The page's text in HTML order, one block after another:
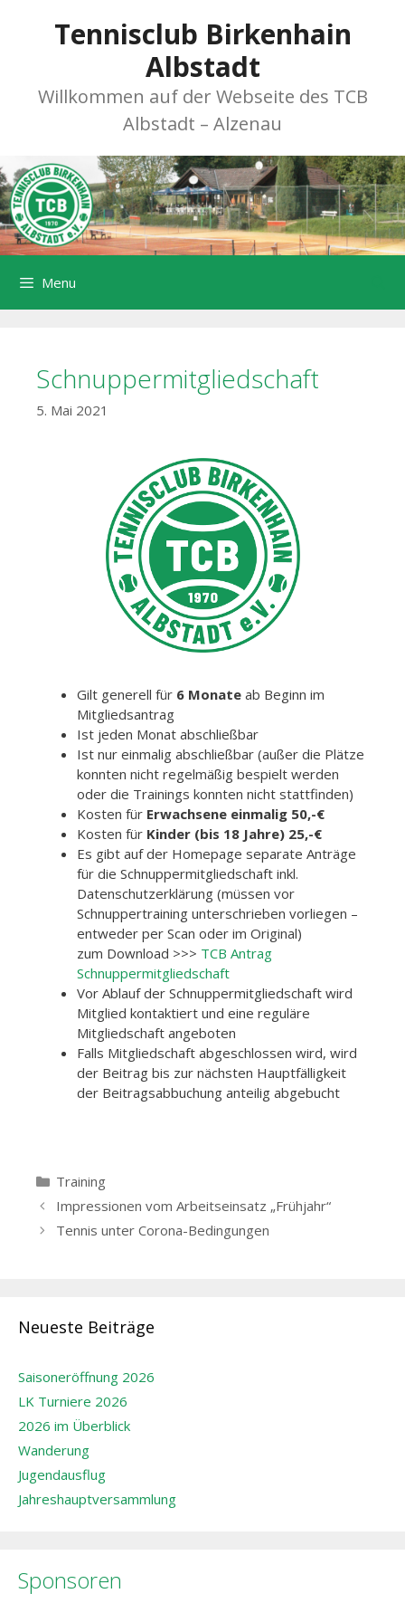
Tennisclub Birkenhain
Albstadt
Willkommen auf der Webseite des TCB
Albstadt – Alzenau
Menu
Schnuppermitgliedschaft
5. Mai 2021
Gilt generell für 6 Monate ab Beginn im
Mitgliedsantrag
Ist jeden Monat abschließbar
Ist nur einmalig abschließbar (außer die Plätze
konnten nicht regelmäßig bespielt werden
oder die Trainings konnten nicht stattfinden)
Kosten für Erwachsene einmalig 50,-€
Kosten für Kinder (bis 18 Jahre) 25,-€
Es gibt auf der Homepage separate Anträge
für die Schnuppermitgliedschaft inkl.
Datenschutzerklärung (müssen vor
Schnuppertraining unterschrieben vorliegen –
entweder per Scan oder im Original)
zum Download >>> TCB Antrag
Schnuppermitgliedschaft
Vor Ablauf der Schnuppermitgliedschaft wird
Mitglied kontaktiert und eine reguläre
Mitgliedschaft angeboten
Falls Mitgliedschaft abgeschlossen wird, wird
der Beitrag bis zur nächsten Hauptfälligkeit
der Beitragsabbuchung anteilig abgebucht
Kategorien
Training
Beitrags-
Navigation
Impressionen vom Arbeitseinsatz „Frühjahr“
Tennis unter Corona-Bedingungen
Neueste Beiträge
Saisoneröffnung 2026
LK Turniere 2026
2026 im Überblick
Wanderung
Jugendausflug
Jahreshauptversammlung
Sponsoren